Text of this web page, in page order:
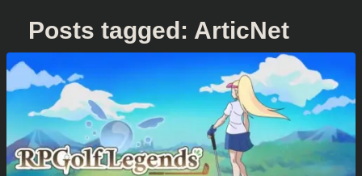
Posts tagged: ArticNet